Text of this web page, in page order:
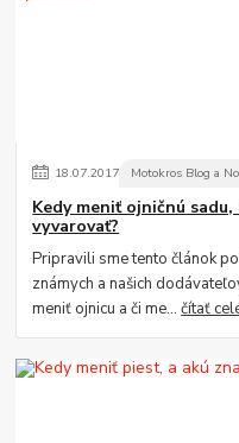
18.07.2017 Motokros Blog a
Kedy meniť ojničnú
vyvarovať?
Pripravili sme tento článok
známych a našich
meniť ojnicu a či me...čítať